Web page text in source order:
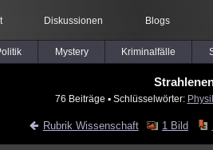
Diskussionen Blogs
Mystery Kriminalfälle
76 Beiträge ▪ Schlüsselwörter:
Rubrik Wissenschaft 1 Bild